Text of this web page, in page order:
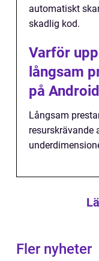
automatiskt
skadlig kod.
Varför
långsam
på
Långsam
resurskrävande
Fler nyheter